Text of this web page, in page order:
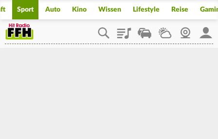
Sport Auto Kino Wissen Lifestyle Reise
PlaylistStaupilotWetterWebcam